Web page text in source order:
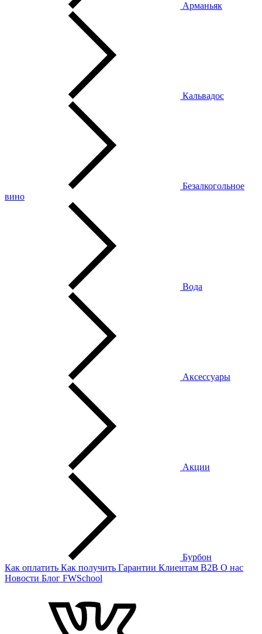
Арманьяк
Кальвадос
Безалкогольное
вино
Вода
Аксессуары
Акции
Бурбон
Как оплатить Как получить Гарантии Клиентам B2B О нас
Новости Блог FWSchool